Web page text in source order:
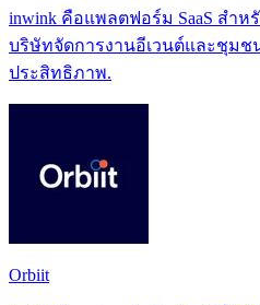
inwink คือแพลตฟอร์ม SaaS สำห
บริษัทจัดการงานอีเวนต์และชุม
ประสิทธิภาพ.
Orbiit